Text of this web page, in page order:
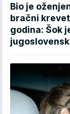
Bio je
bračni
godina: Šok